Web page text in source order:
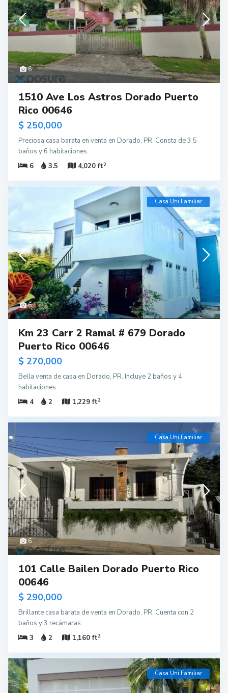
6
1510 Ave Los Astros Dorado Puerto
Rico 00646
$ 250,000
Preciosa casa barata en venta en Dorado, PR. Consta de 3.5
baños y 6 habitaciones.
6
3.5 4,020 ft2
6
Casa Uni Familiar
Km 23 Carr 2 Ramal # 679 Dorado
Puerto Rico 00646
$ 270,000
Bella venta de casa en Dorado, PR. Incluye 2 baños y 4
habitaciones.
4
2 1,229 ft2
6
Casa Uni Familiar
101 Calle Bailen Dorado Puerto Rico
00646
$ 290,000
Brillante casa barata de venta en Dorado, PR. Cuenta con 2
baños y 3 recámaras.
3
2 1,160 ft2
Casa Uni Familiar